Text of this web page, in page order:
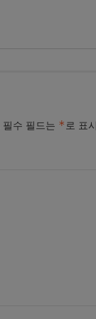
필수 필드는 *로 표